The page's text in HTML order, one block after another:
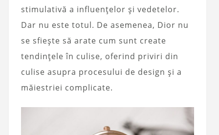
stimulativă a influențelor și vedetelor.
Dar nu este totul. De asemenea, Dior nu
se sfiește să arate cum sunt create
tendințele în culise, oferind priviri din
culise asupra procesului de design și a
măiestriei complicate.